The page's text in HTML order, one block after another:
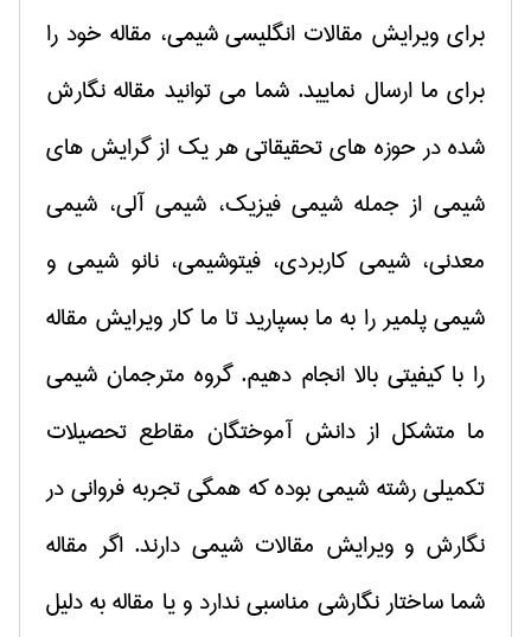
برای ویرایش مقالات انگلیسیشیمی، مقاله خود را
برای ما ارسال نمایید. شما می توانید مقاله نگارش
شده در حوزه های تحقیقاتی هر یك از گرایش های
شیمی از جمله شیمی فیزیك، شیمی آلی، شیمی
معدنی، شیمی كاربردی، فیتوشیمی، نانو شیمی و
شیمی پلمیر را به ما بسپارید تا ما كار ویرایش مقاله
را با كیفیتی بالا انجام دهیم.گروه مترجمان شیمی
ما متشكل از دانش آموختگان مقاطع تحصیلات
تكمیلی رشته شیمی بوده كه همگی تجربه فروانی در
نگارش و ویرایش مقالات شیمی دارند. اگر مقاله
شما ساختار نگارشی مناسبی ندارد و یا مقاله به دلیل